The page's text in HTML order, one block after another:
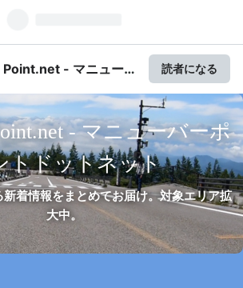
- マニュー
ドットネット
読者になる
- マニューバーポ
トドットネット
着情報をまとめてお届け。対象エリア拡
大中。